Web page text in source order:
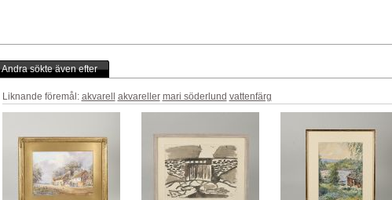
Andra sökte även efter
Liknande föremål: akvarell akvareller mari söderlund vattenfärg